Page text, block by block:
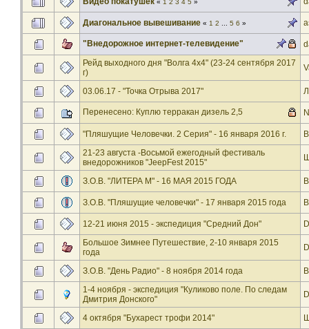
« 1 2 3 4 5 »
Диагональное вывешивание « 1 2 5 6 »
"Внедорожное интернет-телевидение"
Рейд выходного дня "Волга 4х4" (23-24 сентября 2017
г)
03.06.17 - "Точка Отрыва 2017"
Перенесено: Куплю терракан дизель 2,5
"Пляшущие Человечки. 2 Серия" - 16 января 2016 г.
21-23 августа -Восьмой ежегодный фестиваль
внедорожников "JeepFest 2015"
З.О.В. "ЛИТЕРА М" - 16 МАЯ 2015 ГОДА
З.О.В. "Пляшущие человечки" - 17 января 2015 года
12-21 июня 2015 - экспедиция "Средний Дон"
Большое Зимнее Путешествие, 2-10 января 2015
года
З.О.В. "День Радио" - 8 ноября 2014 года
1-4 ноября - экспедиция "Куликово поле. По следам
Дмитрия Донского"
4 октября "Бухарест трофи 2014"